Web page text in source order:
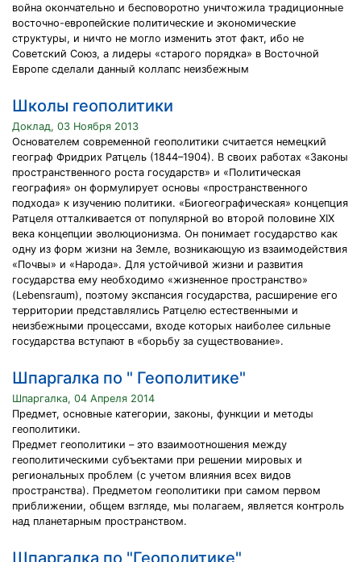
война окончательно и бесповоротно уничтожила традиционные
восточно-европейские политические и экономические
структуры, и ничто не могло изменить этот факт, ибо не
Советский Союз, а лидеры «старого порядка» в Восточной
Европе сделали данный коллапс неизбежным
Школы геополитики
Доклад, 03 Ноября 2013
Основателем современной геополитики считается немецкий
географ Фридрих Ратцель (1844–1904). В своих работах «Законы
пространственного роста государств» и «Политическая
география» он формулирует основы «пространственного
подхода» к изучению политики. «Биогеографическая» концепция
Ратцеля отталкивается от популярной во второй половине XIX
века концепции эволюционизма. Он понимает государство как
одну из форм жизни на Земле, возникающую из взаимодействия
«Почвы» и «Народа». Для устойчивой жизни и развития
государства ему необходимо «жизненное пространство»
(Lebensraum), поэтому экспансия государства, расширение его
территории представлялись Ратцелю естественными и
неизбежными процессами, входе которых наиболее сильные
государства вступают в «борьбу за существование».
Шпаргалка по " Геополитике"
Шпаргалка, 04 Апреля 2014
Предмет, основные категории, законы, функции и методы
геополитики.
Предмет геополитики – это взаимоотношения между
геополитическими субъектами при решении мировых и
региональных проблем (с учетом влияния всех видов
пространства). Предметом геополитики при самом первом
приближении, общем взгляде, мы полагаем, является контроль
над планетарным пространством.
Шпаргалка по "Геополитике"